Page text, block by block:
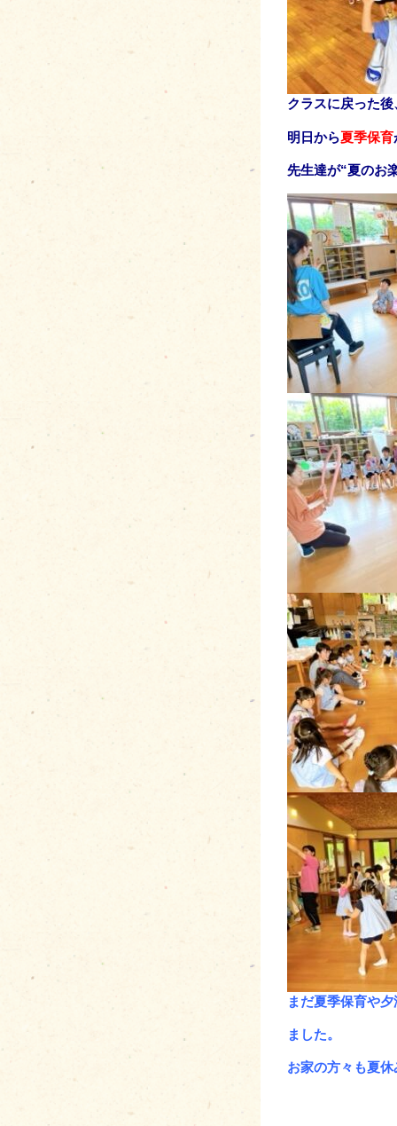
クラスに戻った
明日から夏季保育
先生達が“夏のお
まだ夏季保育や
ました。
お家の方々も夏